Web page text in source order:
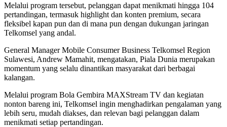
Melalui program tersebut, pelanggan dapat menikmati hingga 104
pertandingan, termasuk highlight dan konten premium, secara
fleksibel kapan pun dan di mana pun dengan dukungan jaringan
Telkomsel yang andal.
General Manager Mobile Consumer Business Telkomsel Region
Sulawesi, Andrew Mamahit, mengatakan, Piala Dunia merupakan
momentum yang selalu dinantikan masyarakat dari berbagai
kalangan.
Melalui program Bola Gembira MAXStream TV dan kegiatan
nonton bareng ini, Telkomsel ingin menghadirkan pengalaman yang
lebih seru, mudah diakses, dan relevan bagi pelanggan dalam
menikmati setiap pertandingan.